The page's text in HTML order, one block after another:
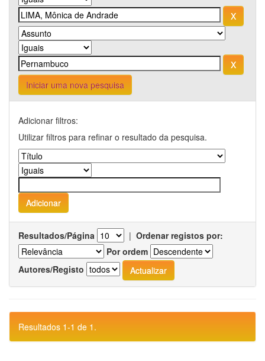
Iniciar uma nova pesquisa
Adicionar filtros:
Utilizar filtros para refinar o resultado da pesquisa.
Resultados/Página | Ordenar registos por:
Por ordem
Autores/Registo
Resultados 1-1 de 1.